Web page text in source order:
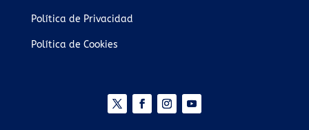
Política de Privacidad
Política de Cookies